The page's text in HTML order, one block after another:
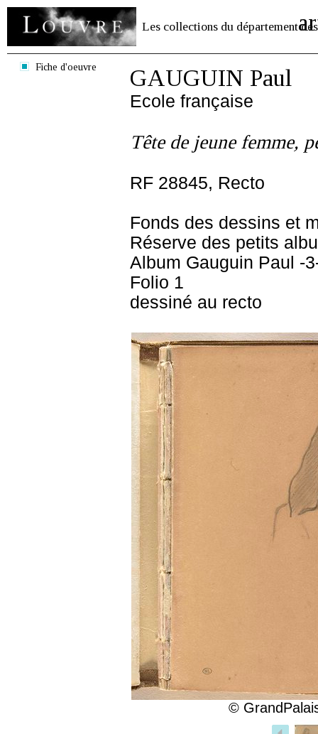
Les collections du département des
Fiche d'oeuvre GAUGUIN Paul
Ecole française
Tête de jeune femme,
RF 28845, Recto
Fonds des dessins et
Réserve des petits
Album Gauguin Paul -
Folio 1
dessiné au recto
©